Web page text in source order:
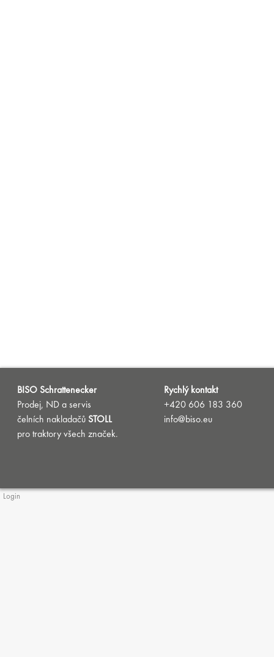
BISO Schrattenecker
Prodej, ND a servis
čelních nakladačů STOLL
pro traktory všech značek.
Rychlý kontakt
+420 606 183 360
info@biso.eu
Login